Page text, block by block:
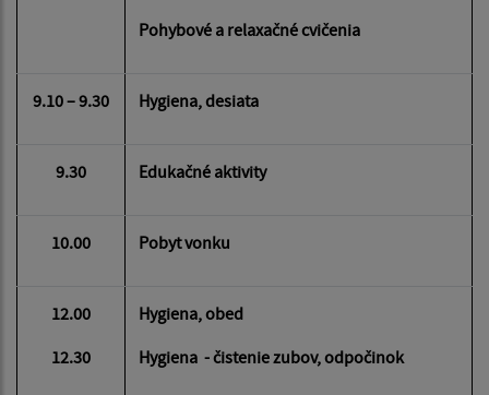
Pohybové a relaxačné cvičenia
9.10 – 9.30 Hygiena, desiata
9.30 Edukačné aktivity
10.00 Pobyt vonku
12.00
12.30
Hygiena, obed
Hygiena - čistenie zubov, odpočinok